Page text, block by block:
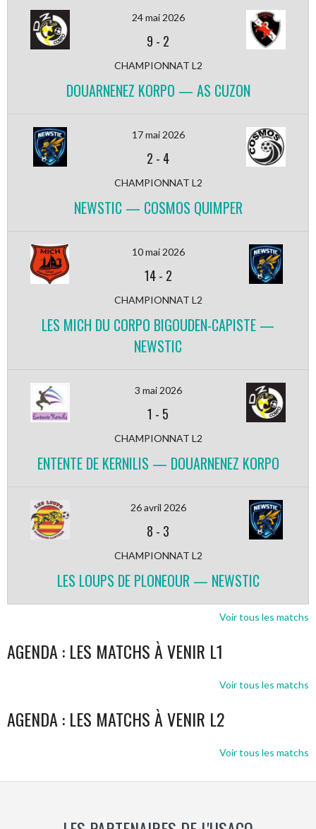
24 mai 2026
9 - 2
CHAMPIONNAT L2
DOUARNENEZ KORPO — AS CUZON
17 mai 2026
2 - 4
CHAMPIONNAT L2
NEWSTIC — COSMOS QUIMPER
10 mai 2026
14- 2
CHAMPIONNAT L2
LES MICH DU CORPO BIGOUDEN-CAPISTE —
NEWSTIC
3 mai 2026
1 - 5
CHAMPIONNAT L2
ENTENTE DE KERNILIS — DOUARNENEZ KORPO
26 avril 2026
8 - 3
CHAMPIONNAT L2
LES LOUPS DE PLONEOUR — NEWSTIC
Voir tous les matchs
AGENDA : LES MATCHS À VENIR L1
Voir tous les matchs
AGENDA : LES MATCHS À VENIR L2
Voir tous les matchs